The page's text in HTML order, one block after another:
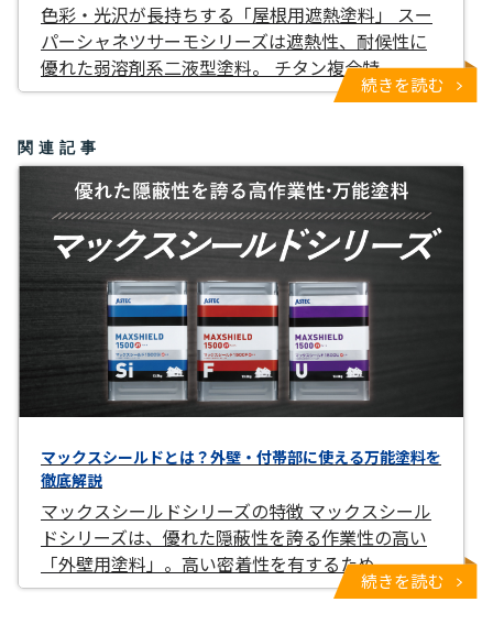
色彩・光沢が長持ちする「屋根用遮熱塗料」 スー
パーシャネツサーモシリーズは遮熱性、耐候性に
優れた弱溶剤系二液型塗料。 チタン複合特
続きを読む
関連記事
マックスシールドとは？外壁・付帯部に使える万能塗料を
徹底解説
マックスシールドシリーズの特徴 マックスシール
ドシリーズは、優れた隠蔽性を誇る作業性の高い
「外壁用塗料」。高い密着性を有するため、
続きを読む